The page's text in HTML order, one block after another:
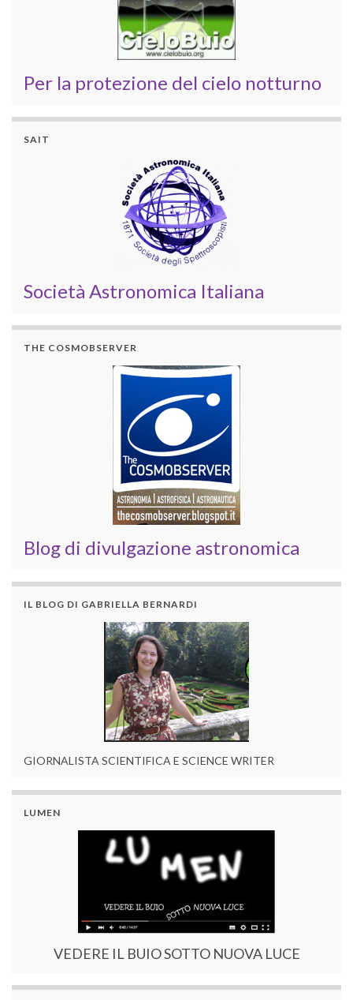
Per la protezione del cielo notturno
SAIT
Società Astronomica Italiana
THE COSMOBSERVER
Blog di divulgazione astronomica
IL BLOG DI GABRIELLA BERNARDI
GIORNALISTA SCIENTIFICA E SCIENCE WRITER
LUMEN
VEDERE IL BUIO SOTTO NUOVA LUCE